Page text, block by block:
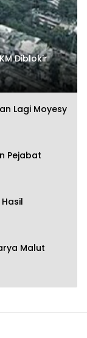
Diblokir
Lagi Moyesy
Pejabat
Malut